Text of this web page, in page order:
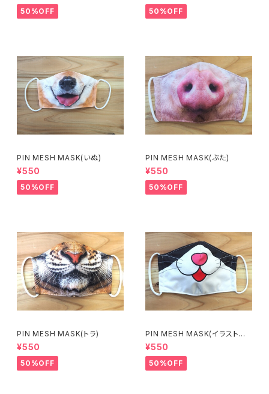
50%OFF 50%OFF
PIN MESH MASK(いぬ)
¥550
50%OFF
PIN MESH MASK(ぶた)
¥550
50%OFF
PIN MESH MASK(トラ)
¥550
50%OFF
PIN MESH MASK(イラストね
こ)
¥550
50%OFF